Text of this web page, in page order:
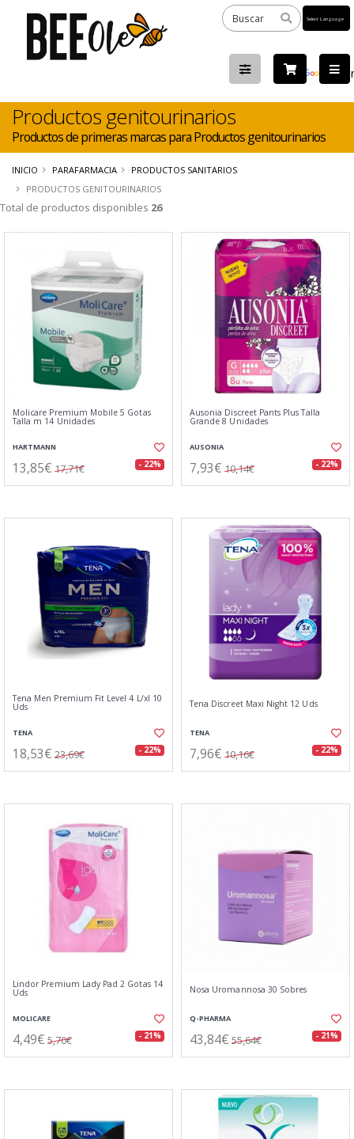
by
Productos genitourinarios
Productos de primeras marcas para Productos genitourinarios
INICIO PARAFARMACIA
PRODUCTOS SANITARIOS
PRODUCTOS GENITOURINARIOS
Total de productos disponibles 26
Molicare Premium Mobile 5 Gotas
Talla m 14 Unidades
HARTMANN
13,85€ 17,71€ - 22%
Ausonia Discreet Pants Plus Talla
Grande 8 Unidades
AUSONIA
7,93€ 10,14€ - 22%
Tena Men Premium Fit Level 4 L/xl 10
Uds
TENA
18,53€ 23,69€ - 22%
Tena Discreet Maxi Night 12 Uds
TENA
7,96€ 10,16€ - 22%
Lindor Premium Lady Pad 2 Gotas 14
Uds
MOLICARE
4,49€ 5,70€ - 21%
Nosa Uromannosa 30 Sobres
Q-PHARMA
43,84€ 55,64€ - 21%